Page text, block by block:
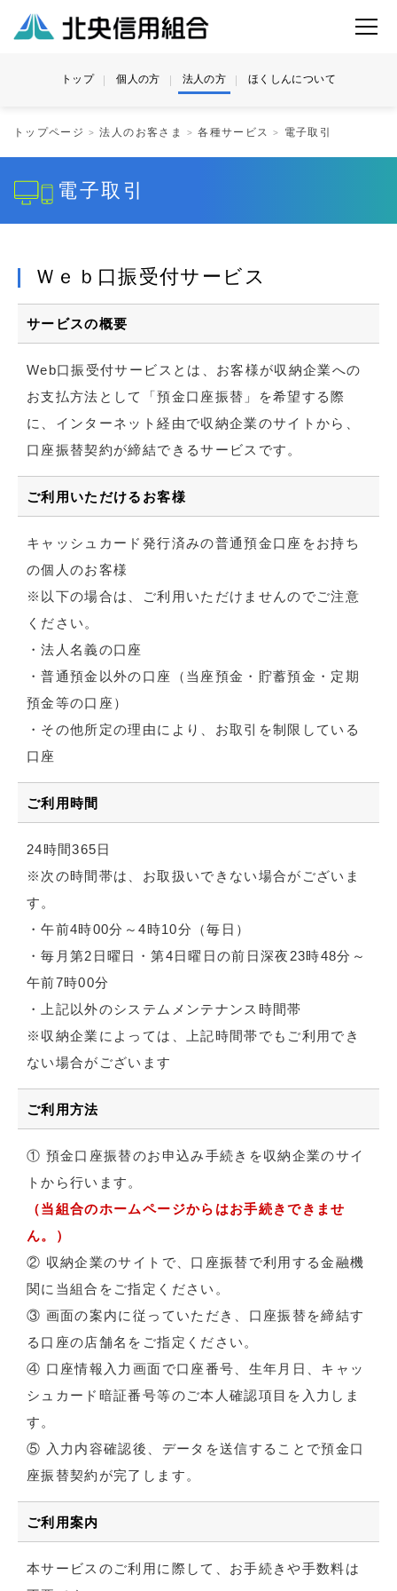
トップ 個人の方 法人の方 ほくしんについて
トップページ 法人のお客さま 各種サービス 電子取引
電子取引
Ｗｅｂ口振受付サービス
サービスの概要
Web口振受付サービスとは、お客様が収納企業への
お支払方法として「預金口座振替」を希望する際
に、インターネット経由で収納企業のサイトから、
口座振替契約が締結できるサービスです。
ご利用いただけるお客様
キャッシュカード発行済みの普通預金口座をお持ち
の個人のお客様
※以下の場合は、ご利用いただけませんのでご注意
ください。
・法人名義の口座
・普通預金以外の口座（当座預金・貯蓄預金・定期
預金等の口座）
・その他所定の理由により、お取引を制限している
口座
ご利用時間
24時間365日
※次の時間帯は、お取扱いできない場合がございま
す。
・午前4時00分～4時10分（毎日）
・毎月第2日曜日・第4日曜日の前日深夜23時48分～
午前7時00分
・上記以外のシステムメンテナンス時間帯
※収納企業によっては、上記時間帯でもご利用でき
ない場合がございます
ご利用方法
① 預金口座振替のお申込み手続きを収納企業のサイ
トから行います。
（当組合のホームページからはお手続きできませ
ん。）
② 収納企業のサイトで、口座振替で利用する金融機
関に当組合をご指定ください。
③ 画面の案内に従っていただき、口座振替を締結す
る口座の店舗名をご指定ください。
④ 口座情報入力画面で口座番号、生年月日、キャッ
シュカード暗証番号等のご本人確認項目を入力しま
す。
⑤ 入力内容確認後、データを送信することで預金口
座振替契約が完了します。
ご利用案内
本サービスのご利用に際して、お手続きや手数料は